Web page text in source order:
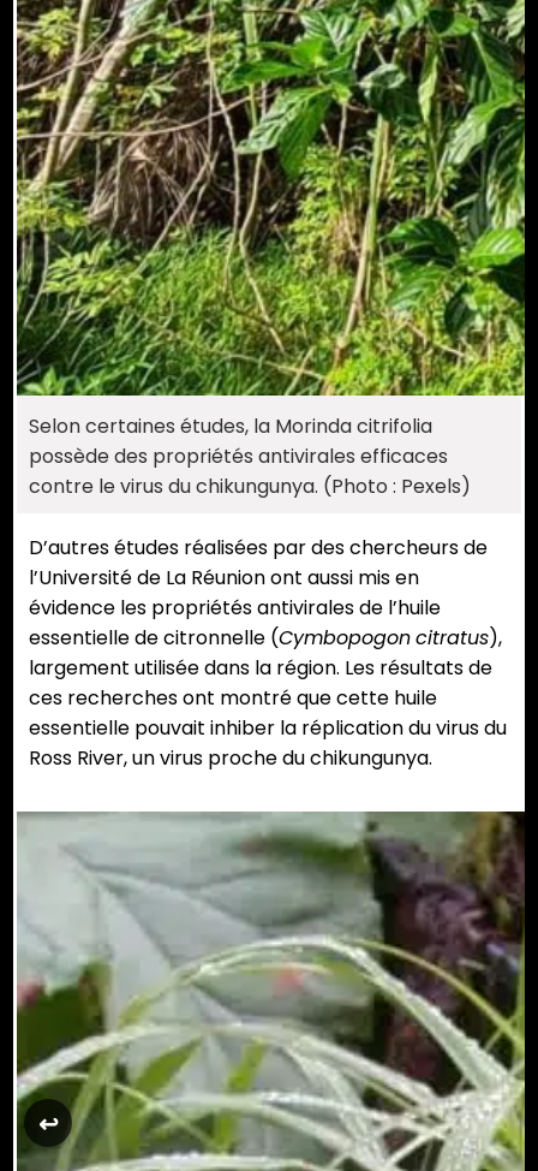
Selon certaines études, la Morinda citrifolia
possède des propriétés antivirales efficaces
contre le virus du chikungunya. (Photo : Pexels)
D’autres études réalisées par des chercheurs de
l’Université de La Réunion ont aussi mis en
évidence les propriétés antivirales de l’huile
essentielle de citronnelle (Cymbopogoncitratus),
largement utilisée dans la région. Les résultats de
ces recherches ont montré que cette huile
essentielle pouvait inhiber la réplication du virus du
Ross River, un virus proche du chikungunya.
↩︎